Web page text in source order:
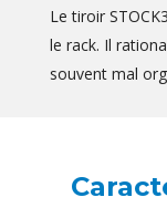
Le tiroir
le rack. Il
souvent mal